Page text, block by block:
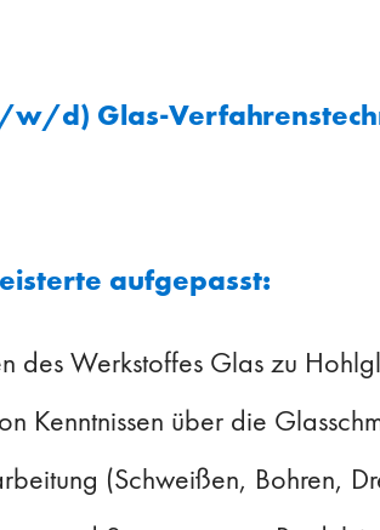
w/d) Glas-
aufgepasst:
des Werkstoffes Glas zu
Kenntnissen über die
(Schweißen, Bohren,